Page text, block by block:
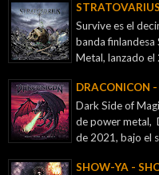
Survive es el
banda
Metal, lanzado el
DRACONICON
Dark Side of
de power metal,
de 2021, bajo el
SHOW-YA -